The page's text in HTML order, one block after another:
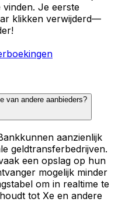
Je eerste
klikken verwijderd—
van andere aanbieders?
aanzienlijk
geldtransferbedrijven.
een opslag op hun
mogelijk minder
om in realtime te
tot Xe en andere